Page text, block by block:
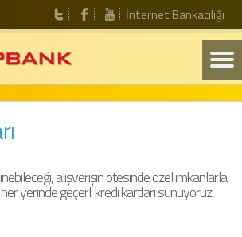
İnternet Bankacılığı
alışverişin ötesinde özel imkanlarla
her yerinde geçerli kredi kartları sunuyoruz.